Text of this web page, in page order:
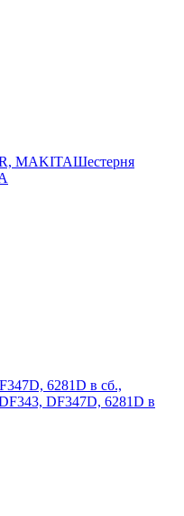
MAKITAШестерня
6281D в сб.,
DF347D, 6281D в